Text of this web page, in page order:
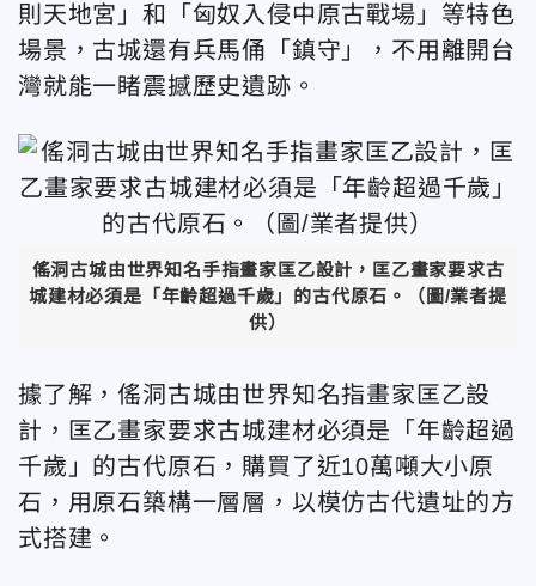
則天地宮」和「匈奴入侵中原古戰場」等特色
場景，古城還有兵馬俑「鎮守」，不用離開台
灣就能一睹震撼歷史遺跡。
傜洞古城由世界知名手指畫家匡乙設計，匡乙畫家要求古
城建材必須是「年齡超過千歲」的古代原石。（圖/業者提
供）
據了解，傜洞古城由世界知名指畫家匡乙設
計，匡乙畫家要求古城建材必須是「年齡超過
千歲」的古代原石，購買了近10萬噸大小原
石，用原石築構一層層，以模仿古代遺址的方
式搭建。